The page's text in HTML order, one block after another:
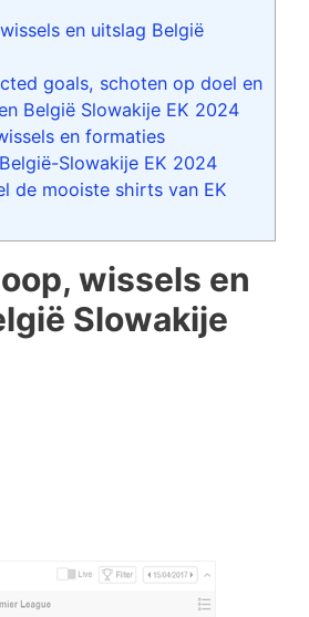
en uitslag België
goals, schoten op doel en
België Slowakije EK 2024
en formaties
Slowakije EK 2024
de mooiste shirts van EK
wissels en
Slowakije